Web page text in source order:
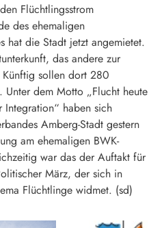
Flüchtlingsstrom
des ehemaligen
hat die Stadt jetzt angemietet.
das andere zur
Künftig sollen dort 280
Unter dem Motto „Flucht heute
haben sich
Amberg-Stadt gestern
am ehemaligen BWK-
war das der Auftakt für
März, der sich in
Flüchtlinge widmet. (sd)